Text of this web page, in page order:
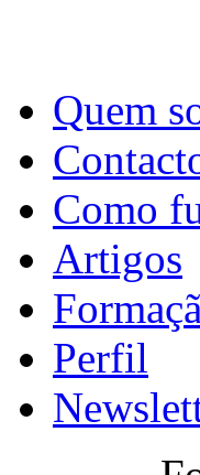
Quem
Como
Artigos
Perfil